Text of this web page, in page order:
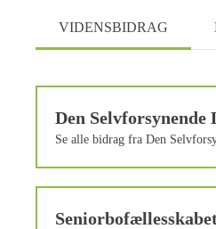
VIDENSBIDRAG
Den Selvforsynende
Se alle bidrag fra Den